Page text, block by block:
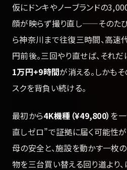
仮にドンキやノーブランドの
顔が映らず撮り直し——そのた
ら神奈川まで往復三時間、高速
円前後。三回やり直せば、それ
1万円+9時間が消える。しかも
スクを背負い続ける。
最初から4K機種（¥49,800） を
直しゼロ”で証拠に届く可能性
母の安全と、施設を動かす一
物を三台買い替える回り道より